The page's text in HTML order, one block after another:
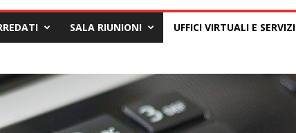
SALA RIUNIONI UFFICI VIRTUALI E SERVIZI